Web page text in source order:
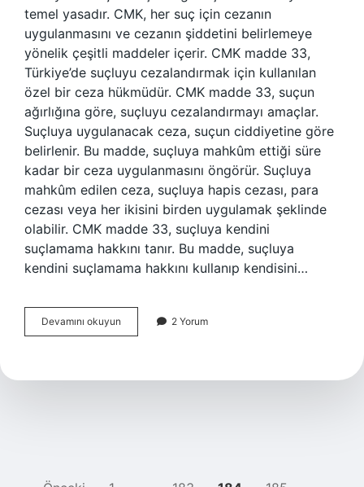
temel yasadır. CMK, her suç için cezanın
uygulanmasını ve cezanın şiddetini belirlemeye
yönelik çeşitli maddeler içerir. CMK madde 33,
Türkiye’de suçluyu cezalandırmak için kullanılan
özel bir ceza hükmüdür. CMK madde 33, suçun
ağırlığına göre, suçluyu cezalandırmayı amaçlar.
Suçluya uygulanacak ceza, suçun ciddiyetine göre
belirlenir. Bu madde, suçluya mahkûm ettiği süre
kadar bir ceza uygulanmasını öngörür. Suçluya
mahkûm edilen ceza, suçluya hapis cezası, para
cezası veya her ikisini birden uygulamak şeklinde
olabilir. CMK madde 33, suçluya kendini
suçlamama hakkını tanır. Bu madde, suçluya
kendini suçlamama hakkını kullanıp kendisini…
Devamını okuyun
madde
2 Yorum